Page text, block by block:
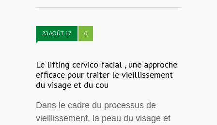
23 AOÛT 17 0
Le lifting cervico-facial , une approche
efficace pour traiter le vieillissement
du visage et du cou
Dans le cadre du processus de
vieillissement, la peau du visage et